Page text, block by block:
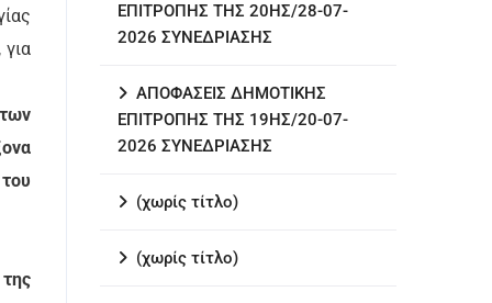
ΕΠΙΤΡΟΠΗΣ ΤΗΣ 20ΗΣ/28-07-
2026 ΣΥΝΕΔΡΙΑΣΗΣ
ΑΠΟΦΑΣΕΙΣ ΔΗΜΟΤΙΚΗΣ
ΕΠΙΤΡΟΠΗΣ ΤΗΣ 19ΗΣ/20-07-
2026 ΣΥΝΕΔΡΙΑΣΗΣ
(χωρίς τίτλο)
(χωρίς τίτλο)